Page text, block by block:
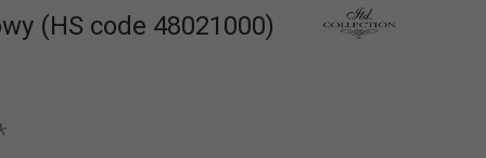
(HS code 48021000)